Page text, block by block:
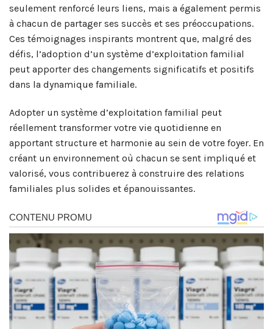
seulement renforcé leurs liens, mais a également permis
à chacun de partager ses succès et ses préoccupations.
Ces témoignages inspirants montrent que, malgré des
défis, l’adoption d’un système d’exploitation familial
peut apporter des changements significatifs et positifs
dans la dynamique familiale.
Adopter un système d’exploitation familial peut
réellement transformer votre vie quotidienne en
apportant structure et harmonie au sein de votre foyer. En
créant un environnement où chacun se sent impliqué et
valorisé, vous contribuerez à construire des relations
familiales plus solides et épanouissantes.